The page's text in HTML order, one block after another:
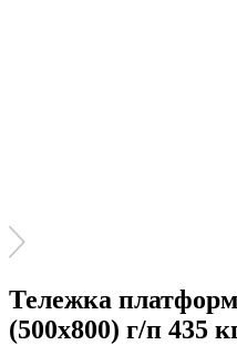
Тележка
(500х800) г/п 435